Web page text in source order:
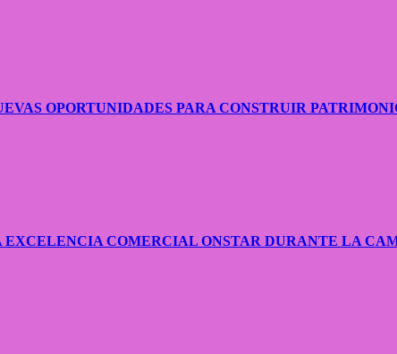
OPORTUNIDADES PARA CONSTRUIR
COMERCIAL ONSTAR DURANTE LA